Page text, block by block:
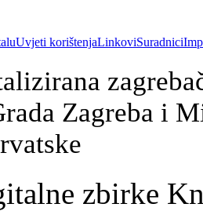
Uvjeti korištenjaLinkoviSuradnici
Zagreba i
zbirke